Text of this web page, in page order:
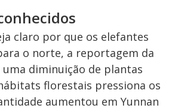
claro por que os elefantes
o norte, a reportagem da
uma diminuição de plantas
florestais pressiona os
aumentou em Yunnan